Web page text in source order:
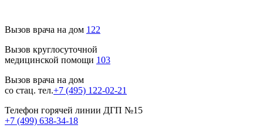
Вызов врача на дом 122
Вызов круглосуточной
медицинской помощи 103
Вызов врача на дом
со стац. тел.+7 (495) 122-02-21
Телефон горячей линии ДГП №15
+7 (499) 638-34-18